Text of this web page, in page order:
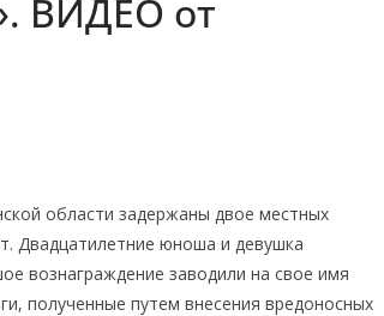
ВИДЕО от
области задержаны двое местных
Двадцатилетние юноша и девушка
вознаграждение заводили на свое имя
полученные путем внесения вредоносных